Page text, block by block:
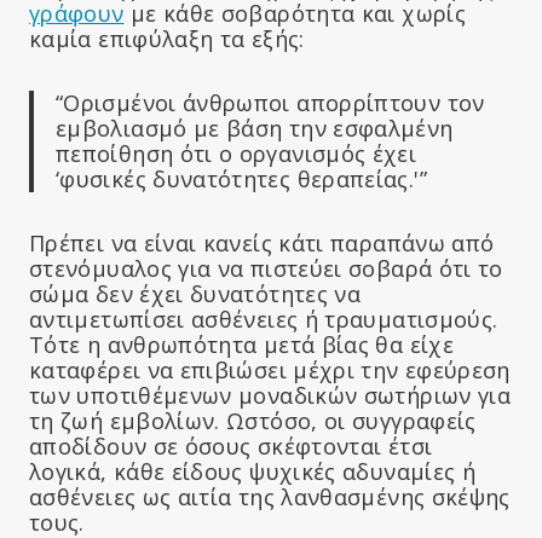
γράφουν με κάθε σοβαρότητα και χωρίς
καμία επιφύλαξη τα εξής:
“Ορισμένοι άνθρωποι απορρίπτουν τον
εμβολιασμό με βάση την εσφαλμένη
πεποίθηση ότι ο οργανισμός έχει
‘φυσικές δυνατότητες θεραπείας.'”
Πρέπει να είναι κανείς κάτι παραπάνω από
στενόμυαλος για να πιστεύει σοβαρά ότι το
σώμα δεν έχει δυνατότητες να
αντιμετωπίσει ασθένειες ή τραυματισμούς.
Τότε η ανθρωπότητα μετά βίας θα είχε
καταφέρει να επιβιώσει μέχρι την εφεύρεση
των υποτιθέμενων μοναδικών σωτήριων για
τη ζωή εμβολίων. Ωστόσο, οι συγγραφείς
αποδίδουν σε όσους σκέφτονται έτσι
λογικά, κάθε είδους ψυχικές αδυναμίες ή
ασθένειες ως αιτία της λανθασμένης σκέψης
τους.